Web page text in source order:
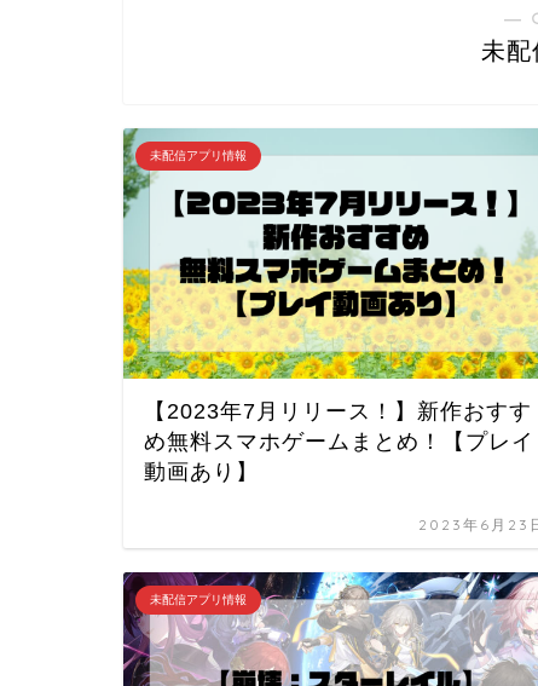
―
未配
未配信アプリ情報
【2023年7月リリース！】新作おすす
め無料スマホゲームまとめ！【プレイ
動画あり】
2023年6月23
未配信アプリ情報